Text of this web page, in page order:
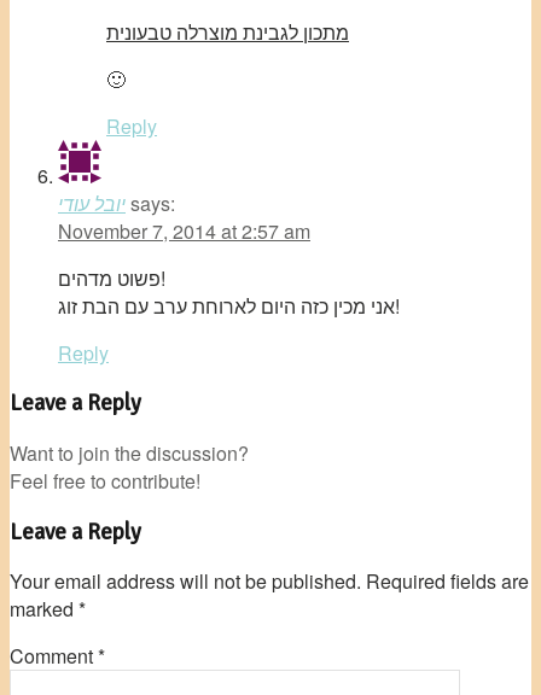
מתכון לגבינת מוצרלה טבעונית
🙂
Reply
יובל עודיsays:
November 7, 2014 at 2:57 am
פשוט מדהים!
אני מכין כזה היום לארוחת ערב עם הבת זוג!
Reply
Leave a Reply
Want to join the discussion?
Feel free to contribute!
Leave a Reply
Your email address will not be published. Required fields are
marked *
Comment*